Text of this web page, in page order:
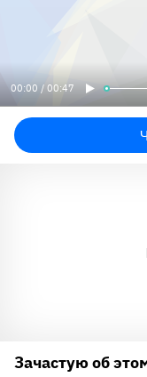
00:00 / 00:47
Зачастую об